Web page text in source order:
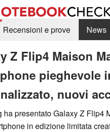
Recensioni e prove
News
Z Flip4 Maison
pieghevole
nuovi
ha presentato Galaxy Z Flip4
in edizione limitata